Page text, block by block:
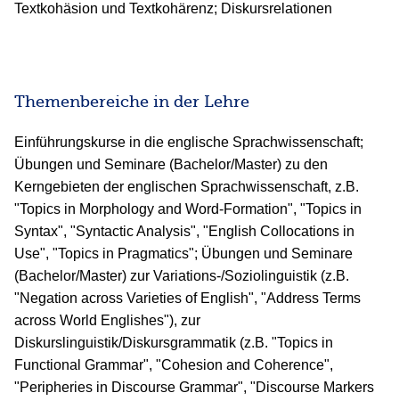
Textkohäsion und Textkohärenz; Diskursrelationen
Themenbereiche in der Lehre
Einführungskurse in die englische Sprachwissenschaft;
Übungen und Seminare (Bachelor/Master) zu den
Kerngebieten der englischen Sprachwissenschaft, z.B.
"Topics in Morphology and Word-Formation", "Topics in
Syntax", "Syntactic Analysis", "English Collocations in
Use", "Topics in Pragmatics"; Übungen und Seminare
(Bachelor/Master) zur Variations-/Soziolinguistik (z.B.
"Negation across Varieties of English", "Address Terms
across World Englishes"), zur
Diskurslinguistik/Diskursgrammatik (z.B. "Topics in
Functional Grammar", "Cohesion and Coherence",
"Peripheries in Discourse Grammar", "Discourse Markers